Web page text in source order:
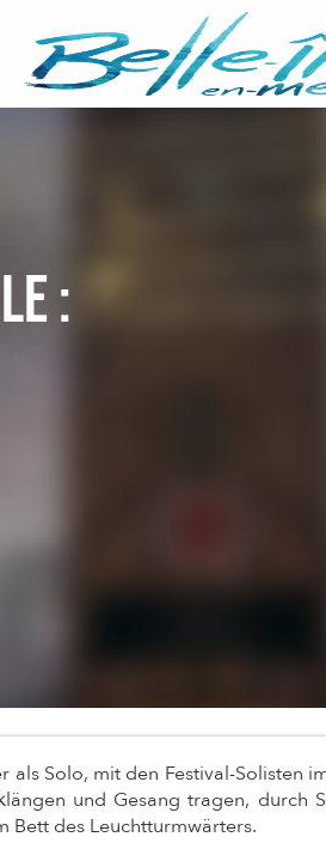
:
Solo, mit den Festival-Solisten
und Gesang tragen, durch
Bett des Leuchtturmwärters.